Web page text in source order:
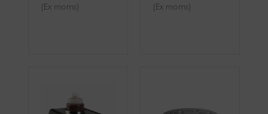
(Ex moms) (Ex moms)